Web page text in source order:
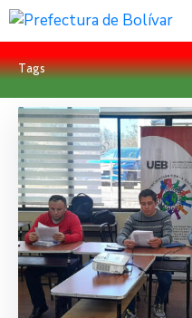
Inicio
Institución
Bolívar
Proyectos
Rendición
De
Cuentas
Tags